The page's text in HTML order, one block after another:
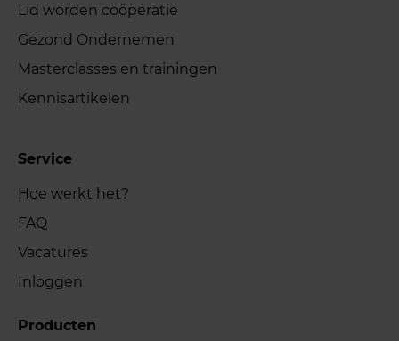
Lid worden coöperatie
Gezond Ondernemen
Masterclasses en trainingen
Kennisartikelen
Service
Hoe werkt het?
FAQ
Vacatures
Inloggen
Producten